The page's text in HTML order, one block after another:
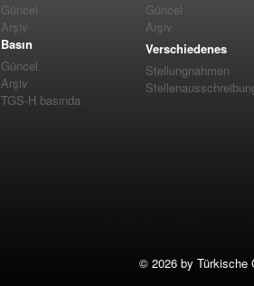
Güncel
Arşiv
Basın
Güncel
Arşiv
TGS-H basında
Güncel
Arşiv
Verschiedenes
Stellungnahmen
© 2026 by Türkische